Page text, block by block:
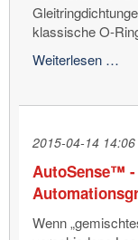
klassische O-
Weiterlesen …
2015-04-14 14:06
AutoSense™
Wenn